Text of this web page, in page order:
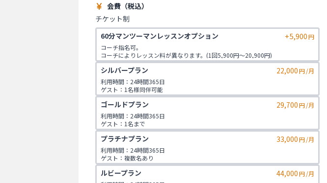
会費（税込）
チケット制
60分マンツーマンレッスンオプション
+5,900円
コーチ指名可。
コーチによりレッスン料が異なります。(1回5,900円〜20,900円)
※レッスン最低価格
GARDEN店:7,900円
23区内店舗:6,900円
23区外店舗:5,900円
シルバープラン 22,000円/月
利用時間：24時間365日
ゲスト：1名様同伴可能
ゴールドプラン 29,700円/月
利用時間：24時間365日
ゲスト：1名まで
1日2コマ予約可
プラチナプラン 33,000円/月
利用時間：24時間365日
ゲスト：複数名あり
1日2コマ予約可
ルビープラン 44,000円/月